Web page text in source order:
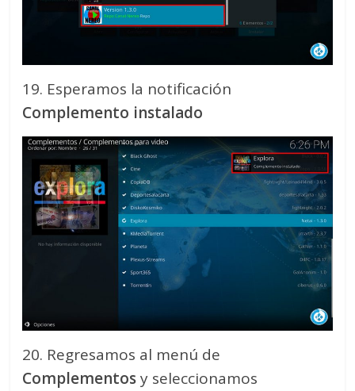
19. Esperamos la notificación
Complemento instalado
20. Regresamos al menú de
Complementosy seleccionamos